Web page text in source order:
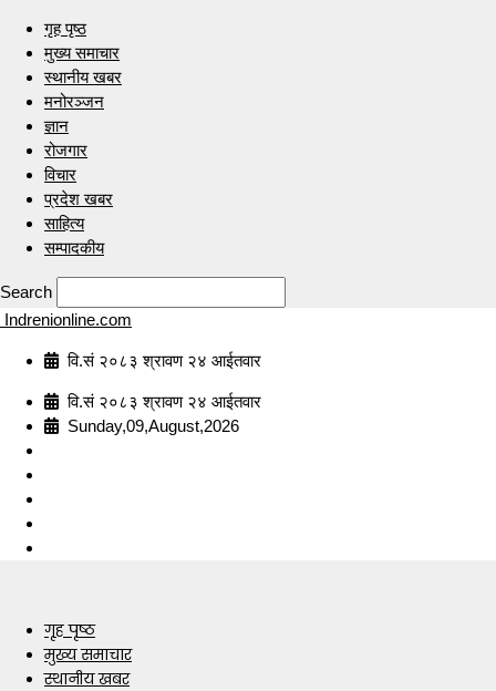
गृह पृष्ठ
मुख्य समाचार
स्थानीय खबर
मनोरञ्जन
ज्ञान
रोजगार
विचार
प्रदेश खबर
साहित्य
सम्पादकीय
Search
Indrenionline.com
वि.सं २०८३ श्रावण २४ आईतवार
वि.सं २०८३ श्रावण २४ आईतवार
Sunday,09,August,2026
गृह पृष्ठ
मुख्य समाचार
स्थानीय खबर